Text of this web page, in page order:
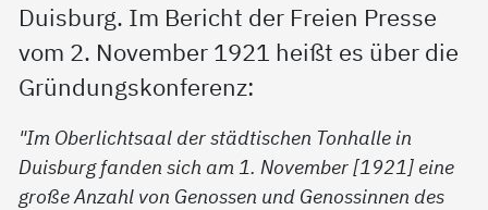
Duisburg. Im Bericht der Freien Presse
vom 2. November 1921 heißt es über die
Gründungskonferenz:
"Im Oberlichtsaal der städtischen Tonhalle in
Duisburg fanden sich am 1. November [1921] eine
große Anzahl von Genossen und Genossinnen des